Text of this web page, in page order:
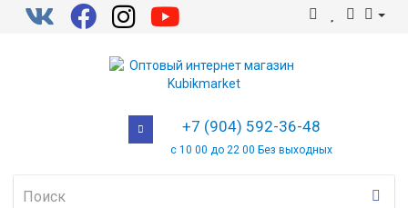
+7 (904) 592-36-48
с 10 00 до 22 00 Без выходных